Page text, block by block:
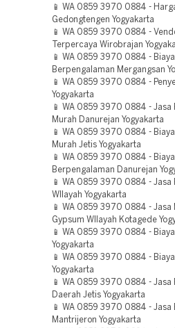
📱 WA 0859 3970 0884 -
Gedongtengen Yogyakarta
📱 WA 0859 3970 0884 -
Terpercaya Wirobrajan
📱 WA 0859 3970 0884 -
Berpengalaman Mergangsan
📱 WA 0859 3970 0884 -
Yogyakarta
📱 WA 0859 3970 0884 -
Murah Danurejan Yogyakarta
📱 WA 0859 3970 0884 -
Murah Jetis Yogyakarta
📱 WA 0859 3970 0884 -
Berpengalaman Danurejan
📱 WA 0859 3970 0884 - Jasa
WIlayah Yogyakarta
📱 WA 0859 3970 0884 - Jasa
Gypsum WIlayah Kotagede
📱 WA 0859 3970 0884 -
Yogyakarta
📱 WA 0859 3970 0884 -
Yogyakarta
📱 WA 0859 3970 0884 -
Daerah Jetis Yogyakarta
📱 WA 0859 3970 0884 -
Mantrijeron Yogyakarta